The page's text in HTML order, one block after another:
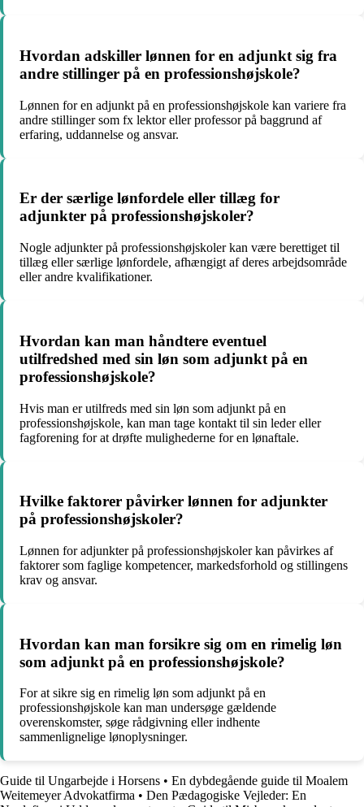
Hvordan adskiller lønnen for en adjunkt sig fra
andre stillinger på en professionshøjskole?
Lønnen for en adjunkt på en professionshøjskole kan variere fra
andre stillinger som fx lektor eller professor på baggrund af
erfaring, uddannelse og ansvar.
Er der særlige lønfordele eller tillæg for
adjunkter på professionshøjskoler?
Nogle adjunkter på professionshøjskoler kan være berettiget til
tillæg eller særlige lønfordele, afhængigt af deres arbejdsområde
eller andre kvalifikationer.
Hvordan kan man håndtere eventuel
utilfredshed med sin løn som adjunkt på en
professionshøjskole?
Hvis man er utilfreds med sin løn som adjunkt på en
professionshøjskole, kan man tage kontakt til sin leder eller
fagforening for at drøfte mulighederne for en lønaftale.
Hvilke faktorer påvirker lønnen for adjunkter
på professionshøjskoler?
Lønnen for adjunkter på professionshøjskoler kan påvirkes af
faktorer som faglige kompetencer, markedsforhold og stillingens
krav og ansvar.
Hvordan kan man forsikre sig om en rimelig løn
som adjunkt på en professionshøjskole?
For at sikre sig en rimelig løn som adjunkt på en
professionshøjskole kan man undersøge gældende
overenskomster, søge rådgivning eller indhente
sammenlignelige lønoplysninger.
Guide til Ungarbejde i Horsens • En dybdegående guide til Moalem
Weitemeyer Advokatfirma • Den Pædagogiske Vejleder: En